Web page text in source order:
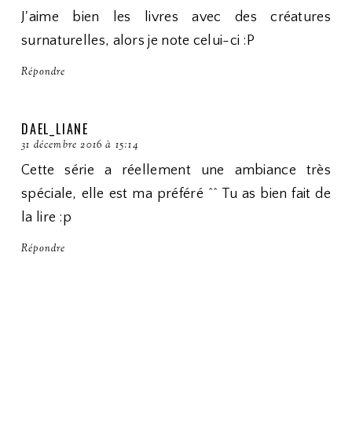
J'aime bien les livres avec des créatures
surnaturelles, alors je note celui-ci :P
Répondre
DAEL_LIANE
31 décembre 2016 à 15:14
Cette série a réellement une ambiance très
spéciale, elle est ma préféré ^^ Tu as bien fait de
la lire :p
Répondre